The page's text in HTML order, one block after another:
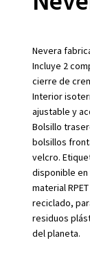
Nevera
Incluye 2
cierre de
Interior
ajustable y
Bolsillo
bolsillos
velcro.
disponible en
material
reciclado,
residuos
del planeta.